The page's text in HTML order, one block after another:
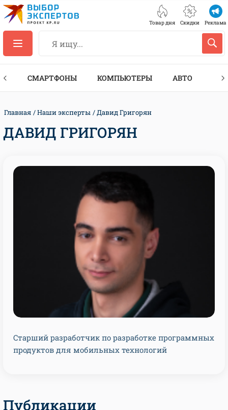
Товар дня Скидки Реклама
СМАРТФОНЫ КОМПЬЮТЕРЫ АВТО
Главная Наши эксперты Давид Григорян
ДАВИД ГРИГОРЯН
Cтарший разработчик по разработке программных
продуктов для мобильных технологий
Публикации